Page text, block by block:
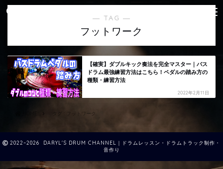
― TAG ―
フットワーク
【確実】ダブルキック奏法を完全マスター｜バス
ドラム最強練習方法はこちら！ペダルの踏み方の
種類・練習方法
2022年2月11日
タグ : フットワーク
2022–2026 DARYL'S DRUM CHANNEL｜ドラムレッスン・ドラムトラック制作・
音作り